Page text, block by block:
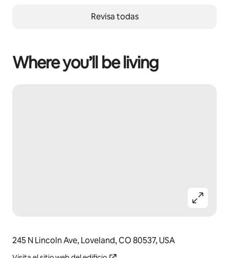
Revisa todas
Where you’ll be living
245 N Lincoln Ave, Loveland, CO 80537, USA